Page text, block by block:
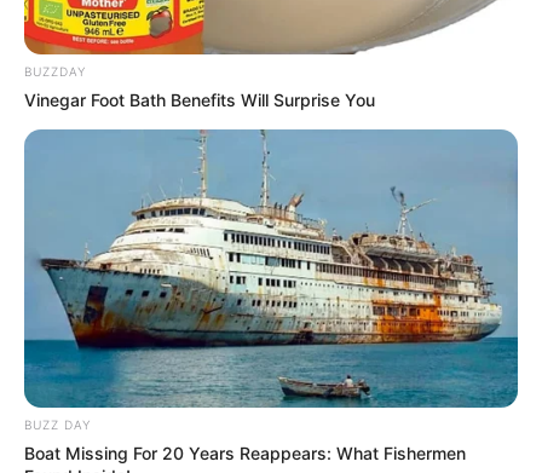
FALE CONOSCO
Nome
Mensagem *
BUZZDAY
Vinegar Foot Bath Benefits Will Surprise You
BUZZ DAY
Boat Missing For 20 Years Reappears: What Fishermen